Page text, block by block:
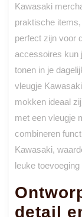
Kawasaki
praktische
perfect zijn voor
accessoires kun
tonen in je
vleugje
mokken ideaal
met een vleugje
combineren
Kawasaki,
leuke
detail